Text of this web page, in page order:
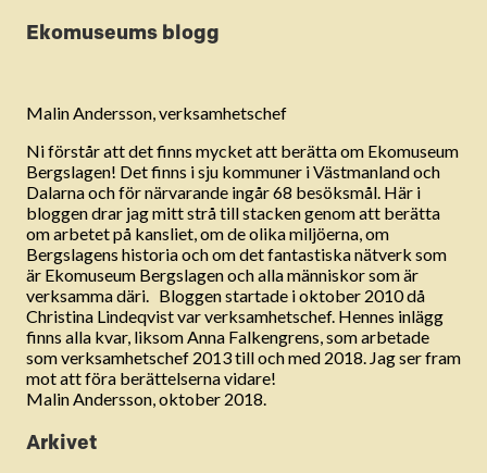
Ekomuseums blogg
Malin Andersson, verksamhetschef
Ni förstår att det finns mycket att berätta om Ekomuseum
Bergslagen! Det finns i sju kommuner i Västmanland och
Dalarna och för närvarande ingår 68 besöksmål. Här i
bloggen drar jag mitt strå till stacken genom att berätta
om arbetet på kansliet, om de olika miljöerna, om
Bergslagens historia och om det fantastiska nätverk som
är Ekomuseum Bergslagen och alla människor som är
verksamma däri. Bloggen startade i oktober 2010 då
Christina Lindeqvist var verksamhetschef. Hennes inlägg
finns alla kvar, liksom Anna Falkengrens, som arbetade
som verksamhetschef 2013 till och med 2018. Jag ser fram
mot att föra berättelserna vidare!
Malin Andersson, oktober 2018.
Arkivet